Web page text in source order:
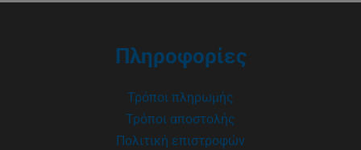
Πληροφορίες
Τρόποι πληρωμής
Τρόποι αποστολής
Πολιτική επιστροφών